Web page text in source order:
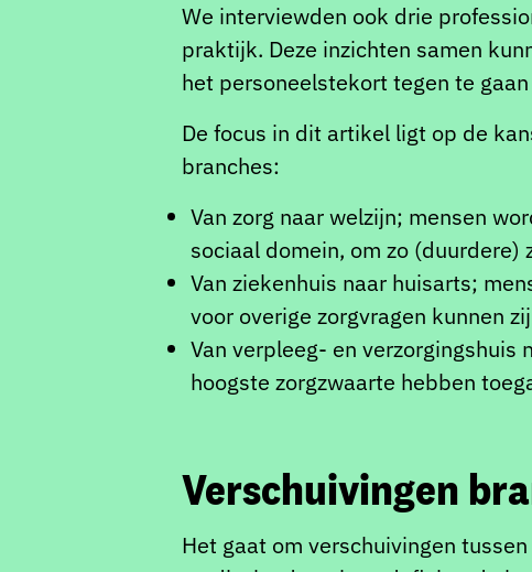
We interviewden ook drie
praktijk. Deze inzichten samen
het personeelstekort tegen te
De focus in dit artikel ligt op de
branches:
Van zorg naar welzijn; mensen
sociaal domein, om zo
Van ziekenhuis naar huisarts;
voor overige zorgvragen kunnen
Van verpleeg- en verzorgingshuis
hoogste zorgzwaarte hebben
Verschuivingen
Het gaat om verschuivingen